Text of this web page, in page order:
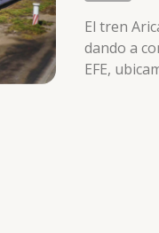
El tren
dando a
EFE,